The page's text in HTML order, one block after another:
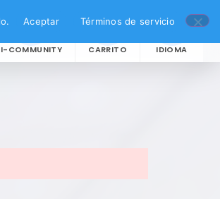
I-COMMUNITY CARRITO IDIOMA
Aceptar Términos de servicio